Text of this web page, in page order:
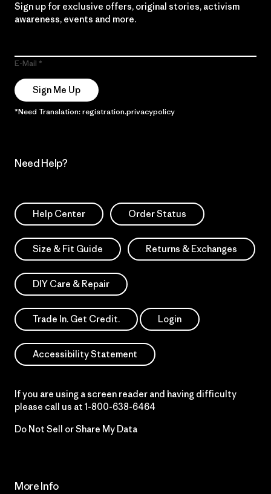
Sign up for exclusive offers, original stories, activism
awareness, events and more.
E-Mail
Sign Me Up
*Need Translation: registration.privacypolicy
Need Help?
Help Center Order Status
Size & Fit Guide Returns & Exchanges
DIY Care & Repair
Trade In. Get Credit. Login
Accessibility Statement
If you are using a screen reader and having difficulty
please call us at 1-800-638-6464
Do Not Sell or Share My Data
More Info